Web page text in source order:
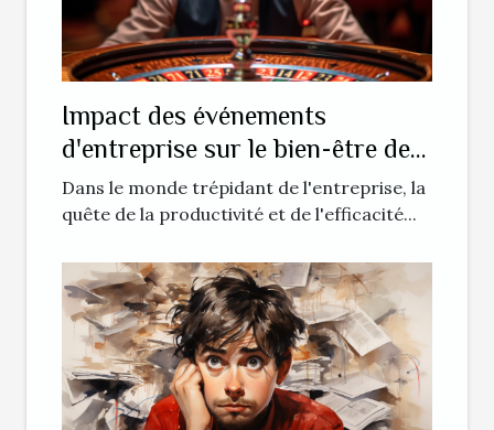
Impact des événements
d'entreprise sur le bien-être des
employés : l'exemple d'une soirée
casino
Dans le monde trépidant de l'entreprise, la
quête de la productivité et de l'efficacité...